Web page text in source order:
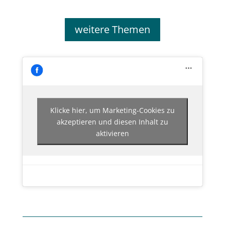
weitere Themen
Klicke hier, um Marketing-Cookies zu
akzeptieren und diesen Inhalt zu
aktivieren